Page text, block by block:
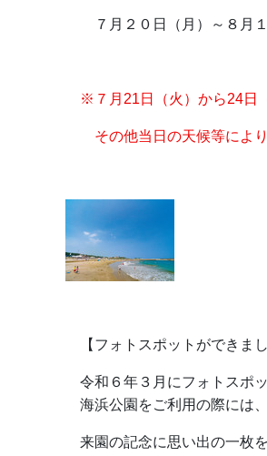
７月２０日（月）～８月
※７月21日（火）から24日
その他当日の天候等により
【フォトスポットができまし
令和６年３月にフォトスポッ
海浜公園をご利用の際には
来園の記念に思い出の一枚を